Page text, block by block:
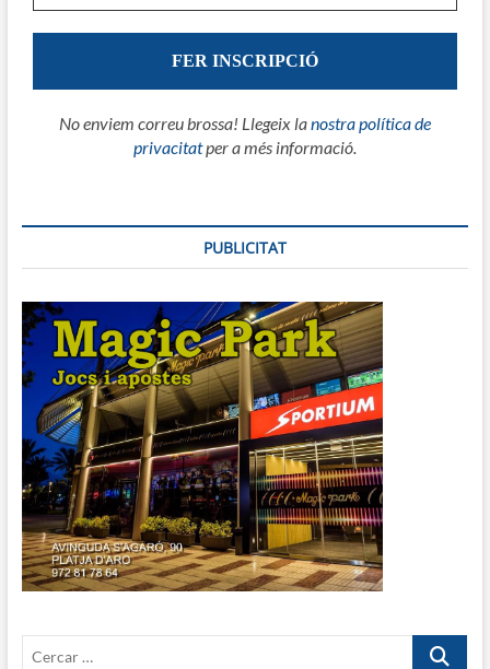
No enviem correu brossa! Llegeix lanostra política de
privacitatper a més informació.
PUBLICITAT
Cercar